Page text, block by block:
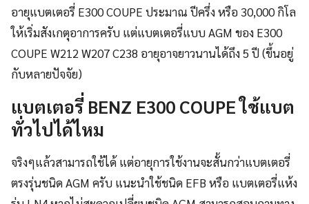
อายุแบตเตอรี่ E300 COUPE ประมาณ ปีครึ่ง หรือ 30,000 กิโล
ให้เริ่มสังเกตุอาการครับ แต่แบตเตอรี่แบบ AGM ของ E300
COUPE W212 W207 C238 อายุอาจยาวนานได้ถึง 5 ปี (ขึ้นอยู่
กับหลายปัจจัย)
แบตเตอรี่ BENZ E300 COUPE ใช้แบต
ทั่วไปได้ไหม
จริงๆแล้วสามารถใช้ได้ แต่อายุการใช้งานจะสั้นกว่าแบตเตอรี่
ตรงรุ่นชนิด AGM ครับ แนะนำใช้ชนิด EFB หรือ แบตเตอรี่แห้ง